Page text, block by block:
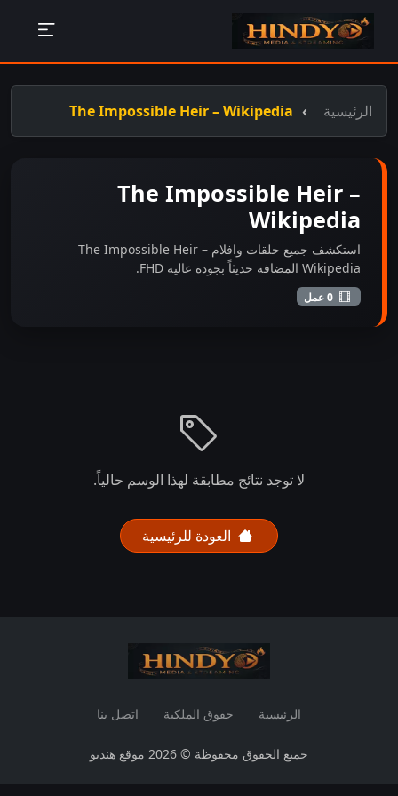
الرئيسية The Impossible Heir – Wikipedia
The Impossible Heir –
Wikipedia
استكشف جميع حلقات وافلام The Impossible Heir –
Wikipedia المضافة حديثاً بجودة عالية FHD.
لا توجد نتائج مطابقة لهذا الوسم حالياً.
العودة للرئيسية
الرئيسية حقوق الملكية اتصل بنا
جميع الحقوق محفوظة © 2026 موقع هنديو